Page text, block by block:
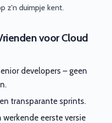
z'n duimpje kent.
voor Cloud
developers – geen
transparante sprints.
eerste versie